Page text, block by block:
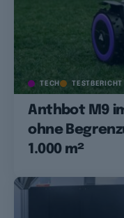
TECH TESTBERICHT
Anthbot M9
ohne
1.000 m²